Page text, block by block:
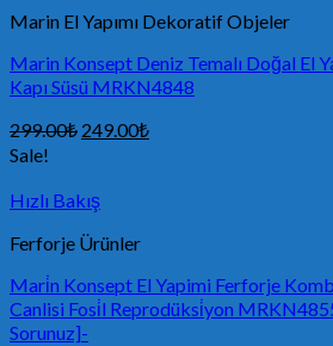
Marin El Yapımı Dekoratif Objeler
Marin Konsept Deniz Temalı Doğal El
Kapı Süsü MRKN4848
299.00₺ 249.00₺
Sale!
Hızlı Bakış
Ferforje Ürünler
Mari̇n Konsept El Yapimi Ferforje
Canlisi Fosi̇l Reprodüksi̇yon
Sorunuz]-